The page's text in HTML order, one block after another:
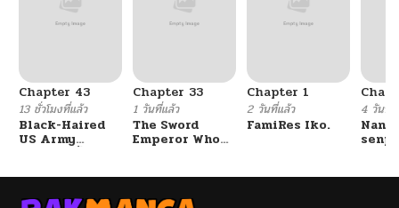
Chapter 43
13 ชั่วโมงที่แล้ว
Black-Haired
US Army
Chapter 33
1 วันที่แล้ว
The Sword
Emperor Who
จักรพรรดิเทพดาบ
ผงาดเหนือชาติภพ
Chapter 1
2 วันที่แล้ว
FamiRes Iko.
4 วันที่